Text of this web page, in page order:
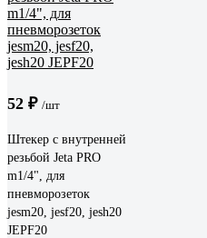
52 ₽ /шт
Штекер с внутренней
резьбой Jeta PRO
m1/4", для
пневморозеток
jesm20, jesf20, jesh20
JEPF20